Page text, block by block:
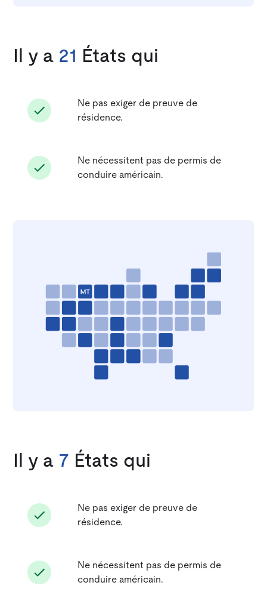
Il y a 21 États qui
Ne pas exiger de preuve de
résidence.
Ne nécessitent pas de permis de
conduire américain.
Il y a 7 États qui
Ne pas exiger de preuve de
résidence.
Ne nécessitent pas de permis de
conduire américain.